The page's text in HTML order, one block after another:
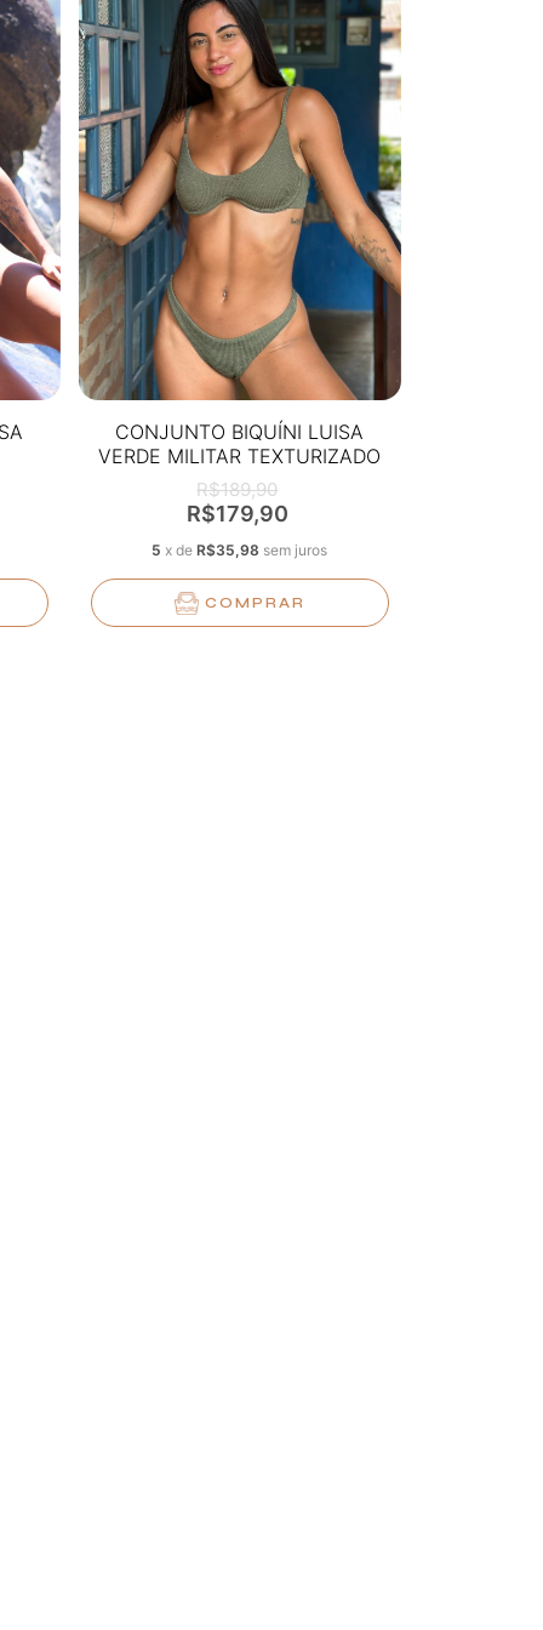
CONJUNTO BIQUÍNI LUISA
VERDE MILITAR TEXTURIZADO
R$189,90
R$179,90
5 xdeR$35,98 sem juros
COMPRAR